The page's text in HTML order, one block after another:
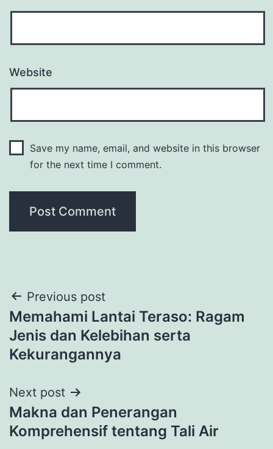
Website
Save my name, email, and website in this browser
for the next time I comment.
Post
navigation
Previous post
Memahami Lantai Teraso: Ragam
Jenis dan Kelebihan serta
Kekurangannya
Next post
Makna dan Penerangan
Komprehensif tentang Tali Air